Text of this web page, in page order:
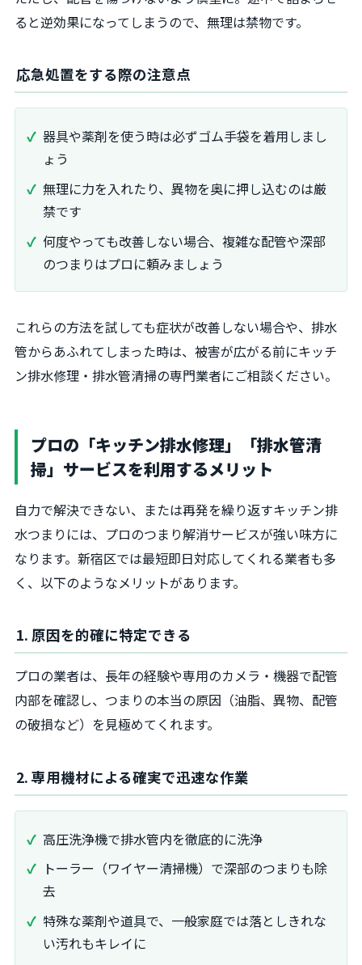
ると逆効果になってしまうので、無理は禁物です。
応急処置をする際の注意点
器具や薬剤を使う時は必ずゴム手袋を着用しまし
ょう
無理に力を入れたり、異物を奥に押し込むのは厳
禁です
何度やっても改善しない場合、複雑な配管や深部
のつまりはプロに頼みましょう
これらの方法を試しても症状が改善しない場合や、排水
管からあふれてしまった時は、被害が広がる前にキッチ
ン排水修理・排水管清掃の専門業者にご相談ください。
プロの「キッチン排水修理」「排水管清
掃」サービスを利用するメリット
自力で解決できない、または再発を繰り返すキッチン排
水つまりには、プロのつまり解消サービスが強い味方に
なります。新宿区では最短即日対応してくれる業者も多
く、以下のようなメリットがあります。
1. 原因を的確に特定できる
プロの業者は、長年の経験や専用のカメラ・機器で配管
内部を確認し、つまりの本当の原因（油脂、異物、配管
の破損など）を見極めてくれます。
2. 専用機材による確実で迅速な作業
高圧洗浄機で排水管内を徹底的に洗浄
トーラー（ワイヤー清掃機）で深部のつまりも除
去
特殊な薬剤や道具で、一般家庭では落としきれな
い汚れもキレイに